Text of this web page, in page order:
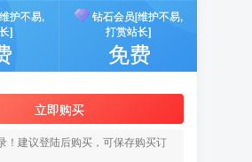
护不易,
]
钻石会员[维护不易,
打赏站长]
免费
立即购买
！建议登陆后购买，可保存购买订